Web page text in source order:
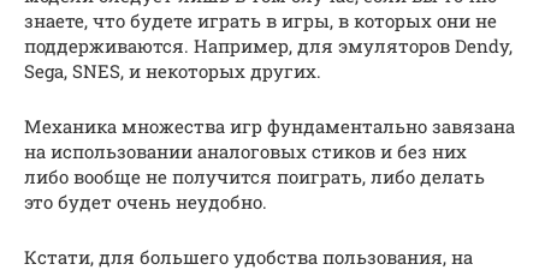
знаете, что будете играть в игры, в которых они не
поддерживаются. Например, для эмуляторов Dendy,
Sega, SNES, и некоторых других.
Механика множества игр фундаментально завязана
на использовании аналоговых стиков и без них
либо вообще не получится поиграть, либо делать
это будет очень неудобно.
Кстати, для большего удобства пользования, на